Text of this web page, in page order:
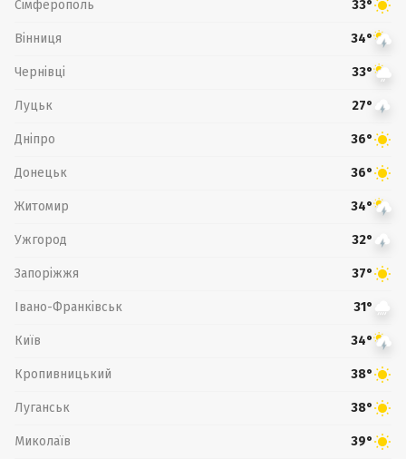
Сімферополь 33°
Вінниця 34°
Чернівці 33°
Луцьк 27°
Дніпро 36°
Донецьк 36°
Житомир 34°
Ужгород 32°
Запоріжжя 37°
Івано-Франківськ 31°
Київ 34°
Кропивницький 38°
Луганськ 38°
Миколаїв 39°